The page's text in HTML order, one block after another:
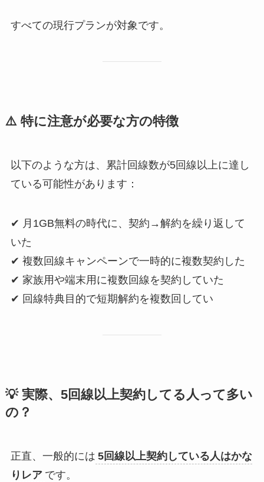
すべての現行プランが対象です。
⚠️ 特に注意が必要な方の特徴
以下のような方は、累計回線数が5回線以上に達し
ている可能性があります：
✔ 月1GB無料の時代に、契約→解約を繰り返して
いた
✔ 複数回線キャンペーンで一時的に複数契約した
✔ 家族用や端末用に複数回線を契約していた
✔ 回線特典目的で短期解約を複数回してい
💡 実際、5回線以上契約してる人って多い
の？
正直、一般的には 5回線以上契約している人はかな
りレア です。